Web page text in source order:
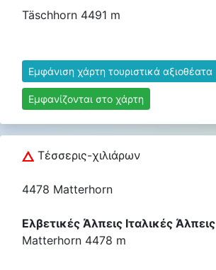
Täschhorn 4491 m
Εμφάνιση χάρτη τουριστικά αξιοθέατα
Εμφανίζονται στο χάρτη
Τέσσερις-χιλιάρων
4478 Matterhorn
Ελβετικές Άλπεις Ιταλικές Άλπεις
Matterhorn 4478 m